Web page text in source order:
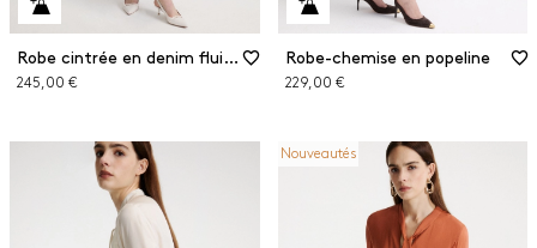
Robe cintrée en denim fluide
245,00 €
Robe-chemise en popeline
229,00 €
Nouveautés